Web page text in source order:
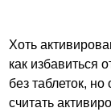
Хоть
как избавиться
без таблеток,
считать